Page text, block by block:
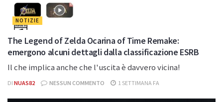
NOTIZIE
The Legend of Zelda Ocarina of Time Remake:
emergono alcuni dettagli dalla classificazione ESRB
Il che implica anche che l'uscita è davvero vicina!
DI NUAS82 NESSUN COMMENTO 1 SETTIMANA FA